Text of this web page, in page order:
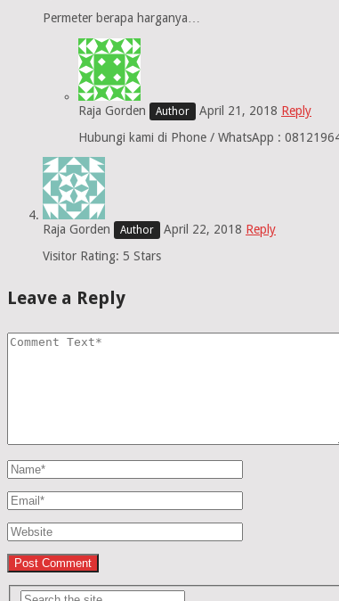
Permeter berapa harganya…
Raja Gorden April 21, 2018 Reply
Hubungi kami di Phone / WhatsApp :
Raja Gorden April 22, 2018 Reply
Visitor Rating: 5 Stars
Leave a Reply